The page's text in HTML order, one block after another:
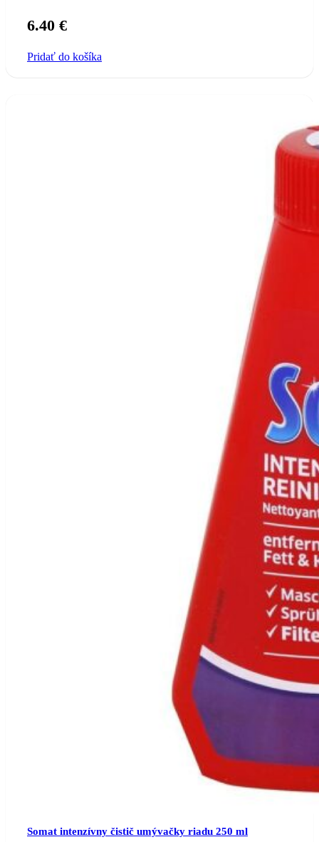
6.40 €
Pridať do košíka
Somat intenzívny čistič umývačky riadu 250 ml